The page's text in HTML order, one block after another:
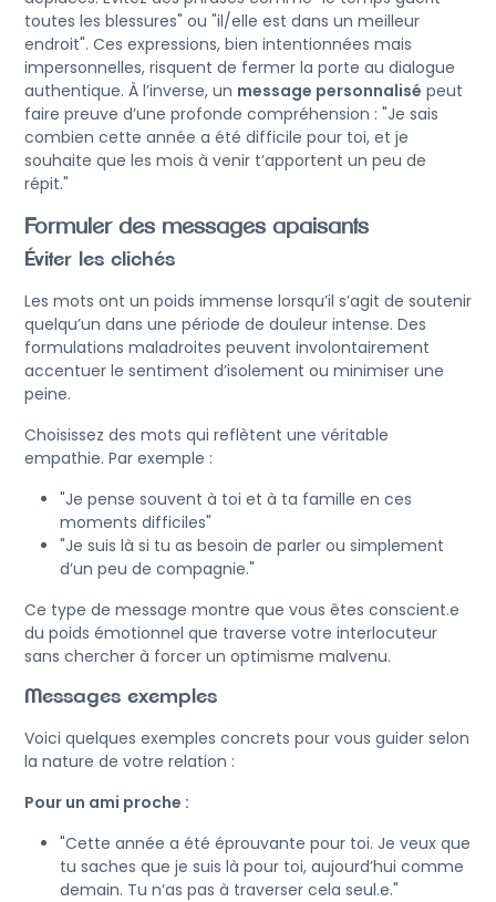
toutes les blessures" ou "il/elle est dans un meilleur
endroit". Ces expressions, bien intentionnées mais
impersonnelles, risquent de fermer la porte au dialogue
authentique. À l’inverse, un message personnalisé peut
faire preuve d’une profonde compréhension : "Je sais
combien cette année a été difficile pour toi, et je
souhaite que les mois à venir t’apportent un peu de
répit."
Formuler des messages apaisants
Éviter les clichés
Les mots ont un poids immense lorsqu’il s’agit de soutenir
quelqu’un dans une période de douleur intense. Des
formulations maladroites peuvent involontairement
accentuer le sentiment d’isolement ou minimiser une
peine.
Choisissez des mots qui reflètent une véritable
empathie. Par exemple :
"Je pense souvent à toi et à ta famille en ces
moments difficiles"
"Je suis là si tu as besoin de parler ou simplement
d’un peu de compagnie."
Ce type de message montre que vous êtes conscient.e
du poids émotionnel que traverse votre interlocuteur
sans chercher à forcer un optimisme malvenu.
Messages exemples
Voici quelques exemples concrets pour vous guider selon
la nature de votre relation :
Pour un ami proche :
"Cette année a été éprouvante pour toi. Je veux que
tu saches que je suis là pour toi, aujourd’hui comme
demain. Tu n’as pas à traverser cela seul.e."